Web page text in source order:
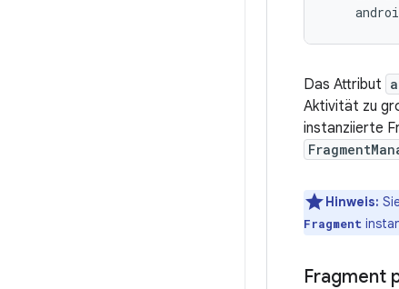
Das Attribut
Aktivität zu
instanziierte
Hinweis:
Fragment
Fragment